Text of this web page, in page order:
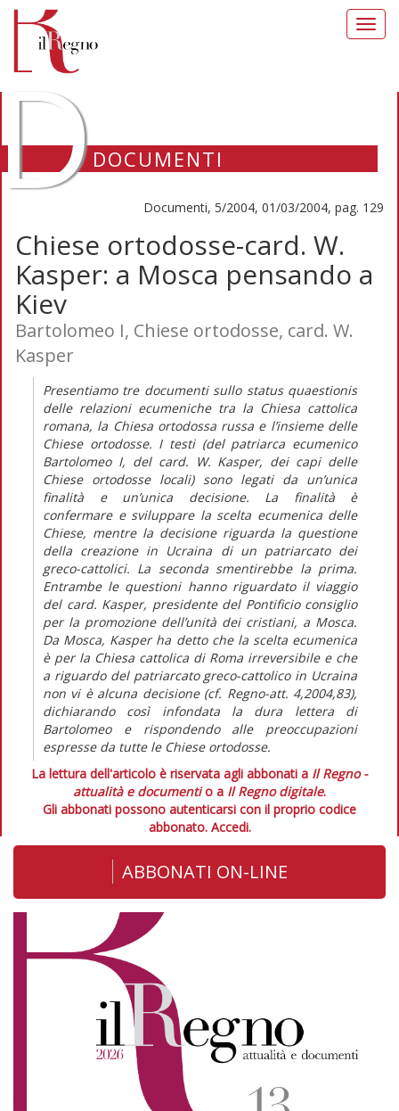
DOCUMENTI
Documenti, 5/2004, 01/03/2004, pag. 129
Chiese ortodosse-card. W.
Kasper: a Mosca pensando a
Kiev
Bartolomeo I, Chiese ortodosse, card. W.
Kasper
Presentiamo tre documenti sullo status quaestionis
delle relazioni ecumeniche tra la Chiesa cattolica
romana, la Chiesa ortodossa russa e l’insieme delle
Chiese ortodosse. I testi (del patriarca ecumenico
Bartolomeo I, del card. W. Kasper, dei capi delle
Chiese ortodosse locali) sono legati da un’unica
finalità e un’unica decisione. La finalità è
confermare e sviluppare la scelta ecumenica delle
Chiese, mentre la decisione riguarda la questione
della creazione in Ucraina di un patriarcato dei
greco-cattolici. La seconda smentirebbe la prima.
Entrambe le questioni hanno riguardato il viaggio
del card. Kasper, presidente del Pontificio consiglio
per la promozione dell’unità dei cristiani, a Mosca.
Da Mosca, Kasper ha detto che la scelta ecumenica
è per la Chiesa cattolica di Roma irreversibile e che
a riguardo del patriarcato greco-cattolico in Ucraina
non vi è alcuna decisione (cf. Regno-att. 4,2004,83),
dichiarando così infondata la dura lettera di
Bartolomeo e rispondendo alle preoccupazioni
espresse da tutte le Chiese ortodosse.
La lettura dell'articolo è riservata agli abbonati a Il Regno -
attualità e documentio a Il Regno digitale.
Gli abbonati possono autenticarsi con il proprio codice
abbonato. Accedi.
ABBONATI ON-LINE